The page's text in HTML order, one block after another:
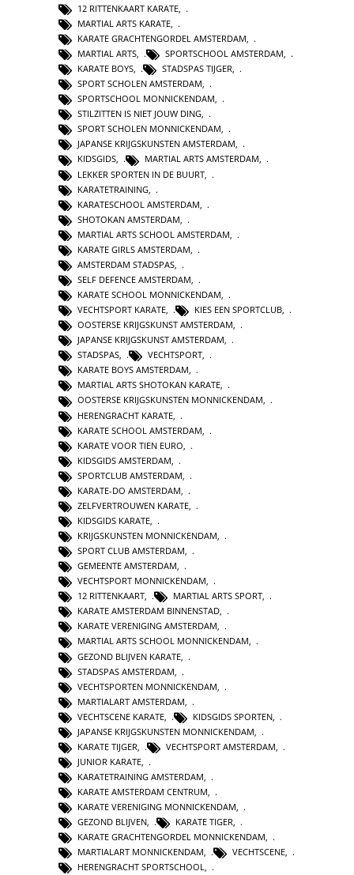
12 RITTENKAART KARATE
MARTIAL ARTS KARATE
KARATE GRACHTENGORDEL AMSTERDAM
MARTIAL ARTS, SPORTSCHOOL AMSTERDAM,
KARATE BOYS, STADSPAS TIJGER,
SPORT SCHOLEN AMSTERDAM,
SPORTSCHOOL MONNICKENDAM,
STILZITTEN IS NIET JOUW DING,
SPORT SCHOLEN MONNICKENDAM,
JAPANSE KRIJGSKUNSTEN AMSTERDAM,
KIDSGIDS, MARTIAL ARTS AMSTERDAM,
LEKKER SPORTEN IN DE BUURT
KARATETRAINING
KARATESCHOOL AMSTERDAM
SHOTOKAN AMSTERDAM
MARTIAL ARTS SCHOOL AMSTERDAM
KARATE GIRLS AMSTERDAM
AMSTERDAM STADSPAS
SELF DEFENCE AMSTERDAM
KARATE SCHOOL MONNICKENDAM,
VECHTSPORT KARATE, KIES EEN SPORTCLUB,
OOSTERSE KRIJGSKUNST AMSTERDAM,
JAPANSE KRIJGSKUNST AMSTERDAM,
STADSPAS, VECHTSPORT,
KARATE BOYS AMSTERDAM,
MARTIAL ARTS SHOTOKAN KARATE,
OOSTERSE KRIJGSKUNSTEN MONNICKENDAM,
HERENGRACHT KARATE
KARATE SCHOOL AMSTERDAM
KARATE VOOR TIEN EURO
KIDSGIDS AMSTERDAM
SPORTCLUB AMSTERDAM
KARATE-DO AMSTERDAM
ZELFVERTROUWEN KARATE
KIDSGIDS KARATE
KRIJGSKUNSTEN MONNICKENDAM,
SPORT CLUB AMSTERDAM,
GEMEENTE AMSTERDAM,
VECHTSPORT MONNICKENDAM,
12 RITTENKAART, MARTIAL ARTS SPORT,
KARATE AMSTERDAM BINNENSTAD,
KARATE VERENIGING AMSTERDAM,
MARTIAL ARTS SCHOOL MONNICKENDAM,
GEZOND BLIJVEN KARATE
STADSPAS AMSTERDAM
VECHTSPORTEN MONNICKENDAM
MARTIALART AMSTERDAM
VECHTSCENE KARATE
KIDSGIDS SPORTEN
JAPANSE KRIJGSKUNSTEN MONNICKENDAM
KARATE TIJGER
VECHTSPORT AMSTERDAM
JUNIOR KARATE
KARATETRAINING AMSTERDAM,
KARATE AMSTERDAM CENTRUM,
KARATE VERENIGING MONNICKENDAM,
GEZOND BLIJVEN, KARATE TIGER,
KARATE GRACHTENGORDEL MONNICKENDAM,
MARTIALART MONNICKENDAM, VECHTSCENE,
HERENGRACHT SPORTSCHOOL,